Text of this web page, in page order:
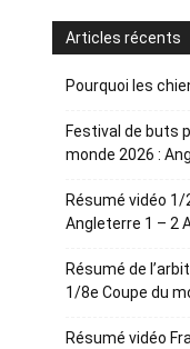
Articles récents
Pourquoi les
Festival de buts
monde 2026 :
Résumé vidéo 1/
Angleterre 1 – 2
Résumé de
1/8e Coupe du
Résumé vidéo